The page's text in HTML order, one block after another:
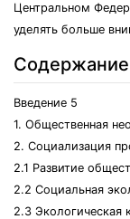
Центральном
уделять больше
Введение 5
1. Общественная
2. Социализация
2.1 Развитие
2.2 Социальная
2.3 Экологическая